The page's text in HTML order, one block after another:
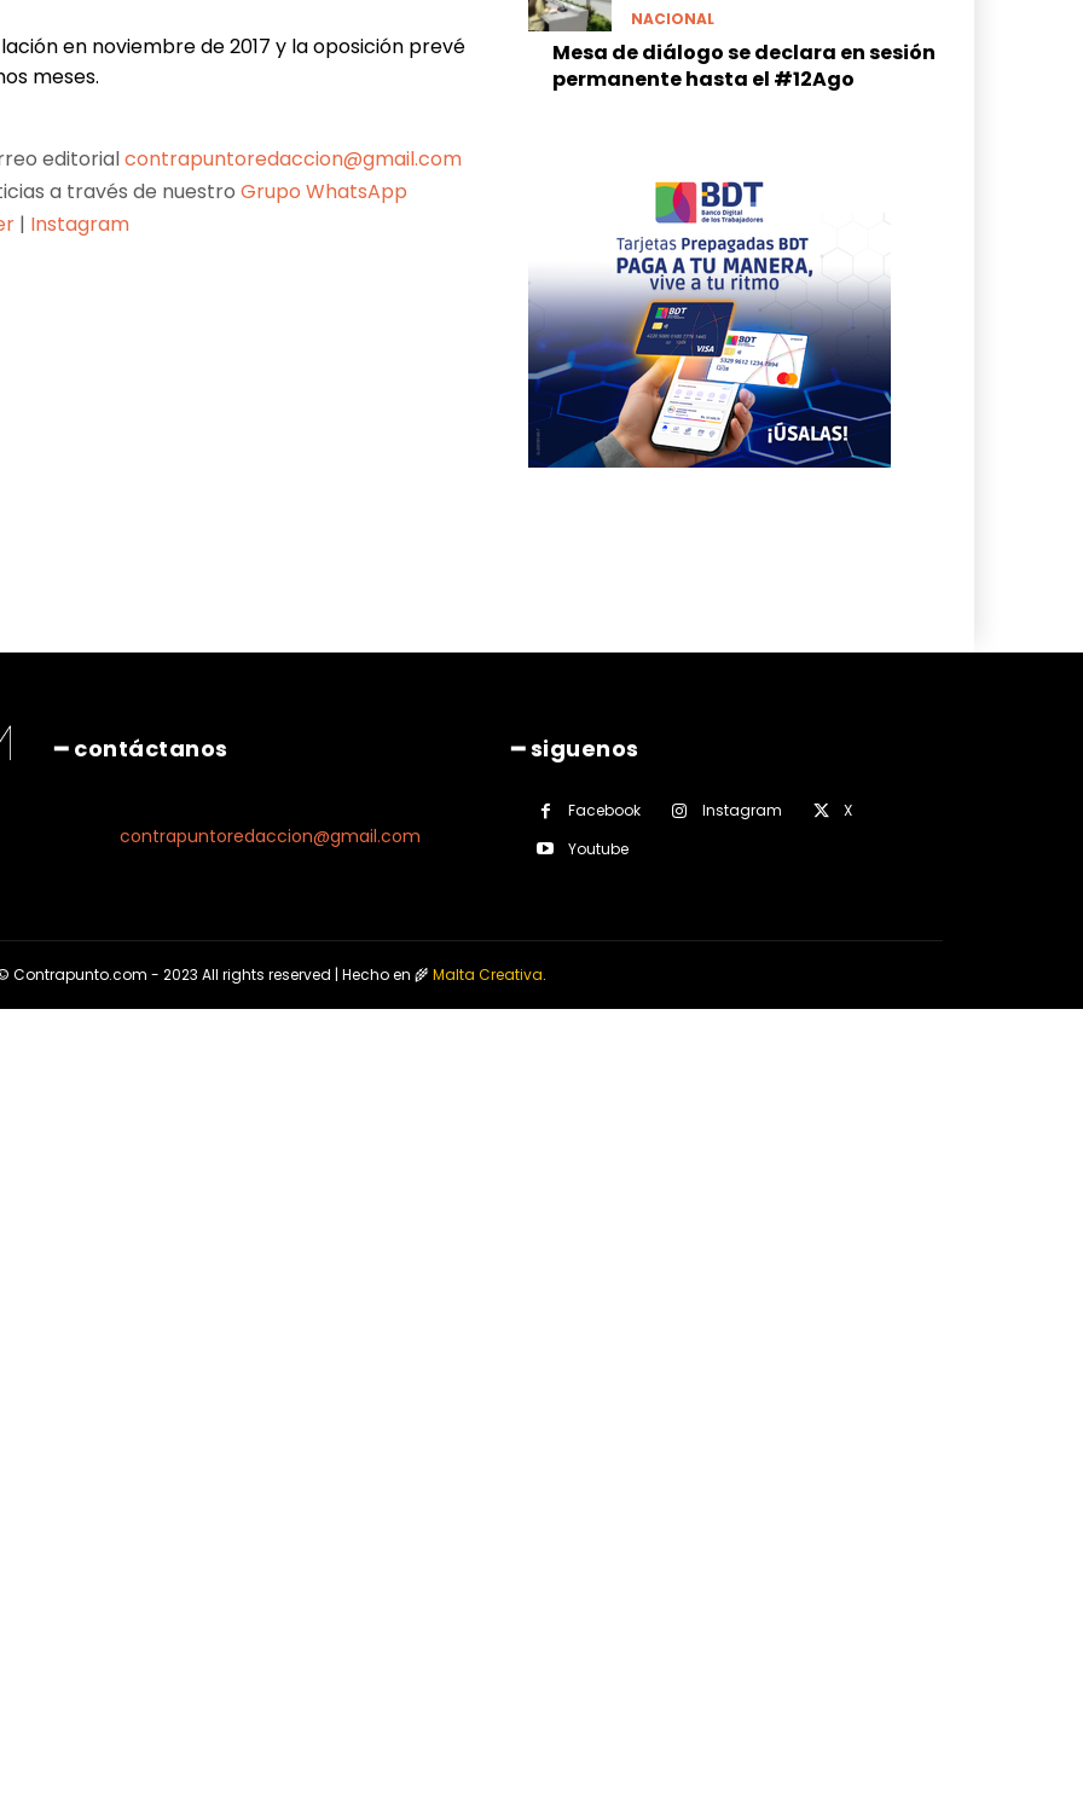
en noviembre de 2017 y la oposición prevé
meses.
editorialcontrapuntoredaccion@gmail.com
a través de nuestroGrupo WhatsApp
| Instagram
NACIONAL
Mesa de diálogo se declara en sesión
permanente hasta el #12Ago
━ contáctanos
contrapuntoredaccion@gmail.com
━ siguenos
Facebook Instagram
X
Youtube
Contrapunto.com - 2023 All rights reserved | Hecho en 🌾Malta Creativa.